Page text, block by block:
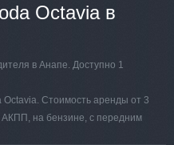
Octavia в
в Анапе. Доступно 1
Стоимость аренды от 3
АКПП, на бензине, с передним